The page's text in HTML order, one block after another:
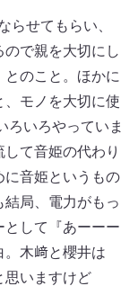
らせてもらい、
ので親を大切にし
のこと。ほかに
、モノを大切に使
ろいろやっていま
て音姫の代わり
に音姫というもの
局、電力がもっ
として『あーーー
。木﨑と櫻井は
思いますけど